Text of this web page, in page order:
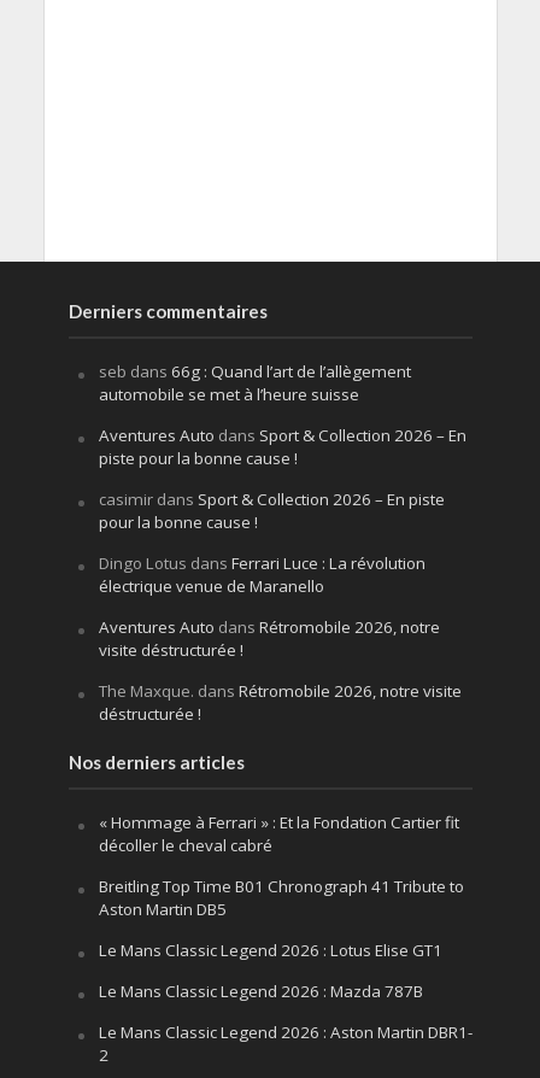
Derniers commentaires
seb dans 66g : Quand l’art de l’allègement
automobile se met à l’heure suisse
Aventures Auto dans Sport & Collection 2026 – En
piste pour la bonne cause !
casimirdans Sport & Collection 2026 – En piste
pour la bonne cause !
Dingo Lotus dans Ferrari Luce : La révolution
électrique venue de Maranello
Aventures Auto dans Rétromobile 2026, notre
visite déstructurée !
The Maxque. dans Rétromobile 2026, notre visite
déstructurée !
Nos derniers articles
« Hommage à Ferrari » : Et la Fondation Cartier fit
décoller le cheval cabré
Breitling Top Time B01 Chronograph 41 Tribute to
Aston Martin DB5
Le Mans Classic Legend 2026 : Lotus Elise GT1
Le Mans Classic Legend 2026 : Mazda 787B
Le Mans Classic Legend 2026 : Aston Martin DBR1-
2